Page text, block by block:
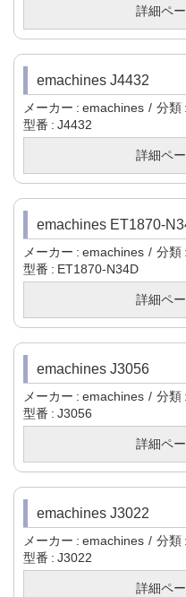
詳細ペ
emachines J4432
メーカー emachines 分類
型番
J4432
詳細ペ
emachines ET1870-
メーカー emachines 分類
型番
ET1870-N34D
詳細ペ
emachines J3056
メーカー emachines 分類
型番
J3056
詳細ペ
emachines J3022
メーカー emachines 分類
型番
J3022
詳細ペ